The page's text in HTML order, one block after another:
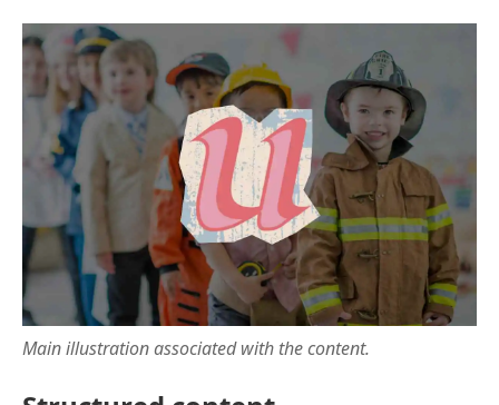
Main illustration associated with the content.